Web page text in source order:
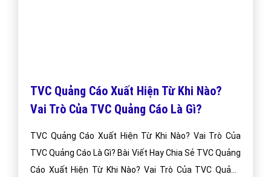
TVC Quảng Cáo Xuất Hiện Từ Khi Nào?
Vai Trò Của TVC Quảng Cáo Là Gì?
TVC Quảng Cáo Xuất Hiện Từ Khi Nào? Vai Trò Của
TVC Quảng Cáo Là Gì? Bài Viết Hay Chia Sẻ TVC Quảng
Cáo Xuất Hiện Từ Khi Nào? Vai Trò Của TVC Quảng